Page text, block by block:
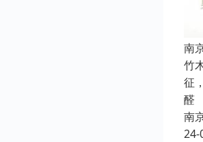
南
竹
征
醛
南
24-